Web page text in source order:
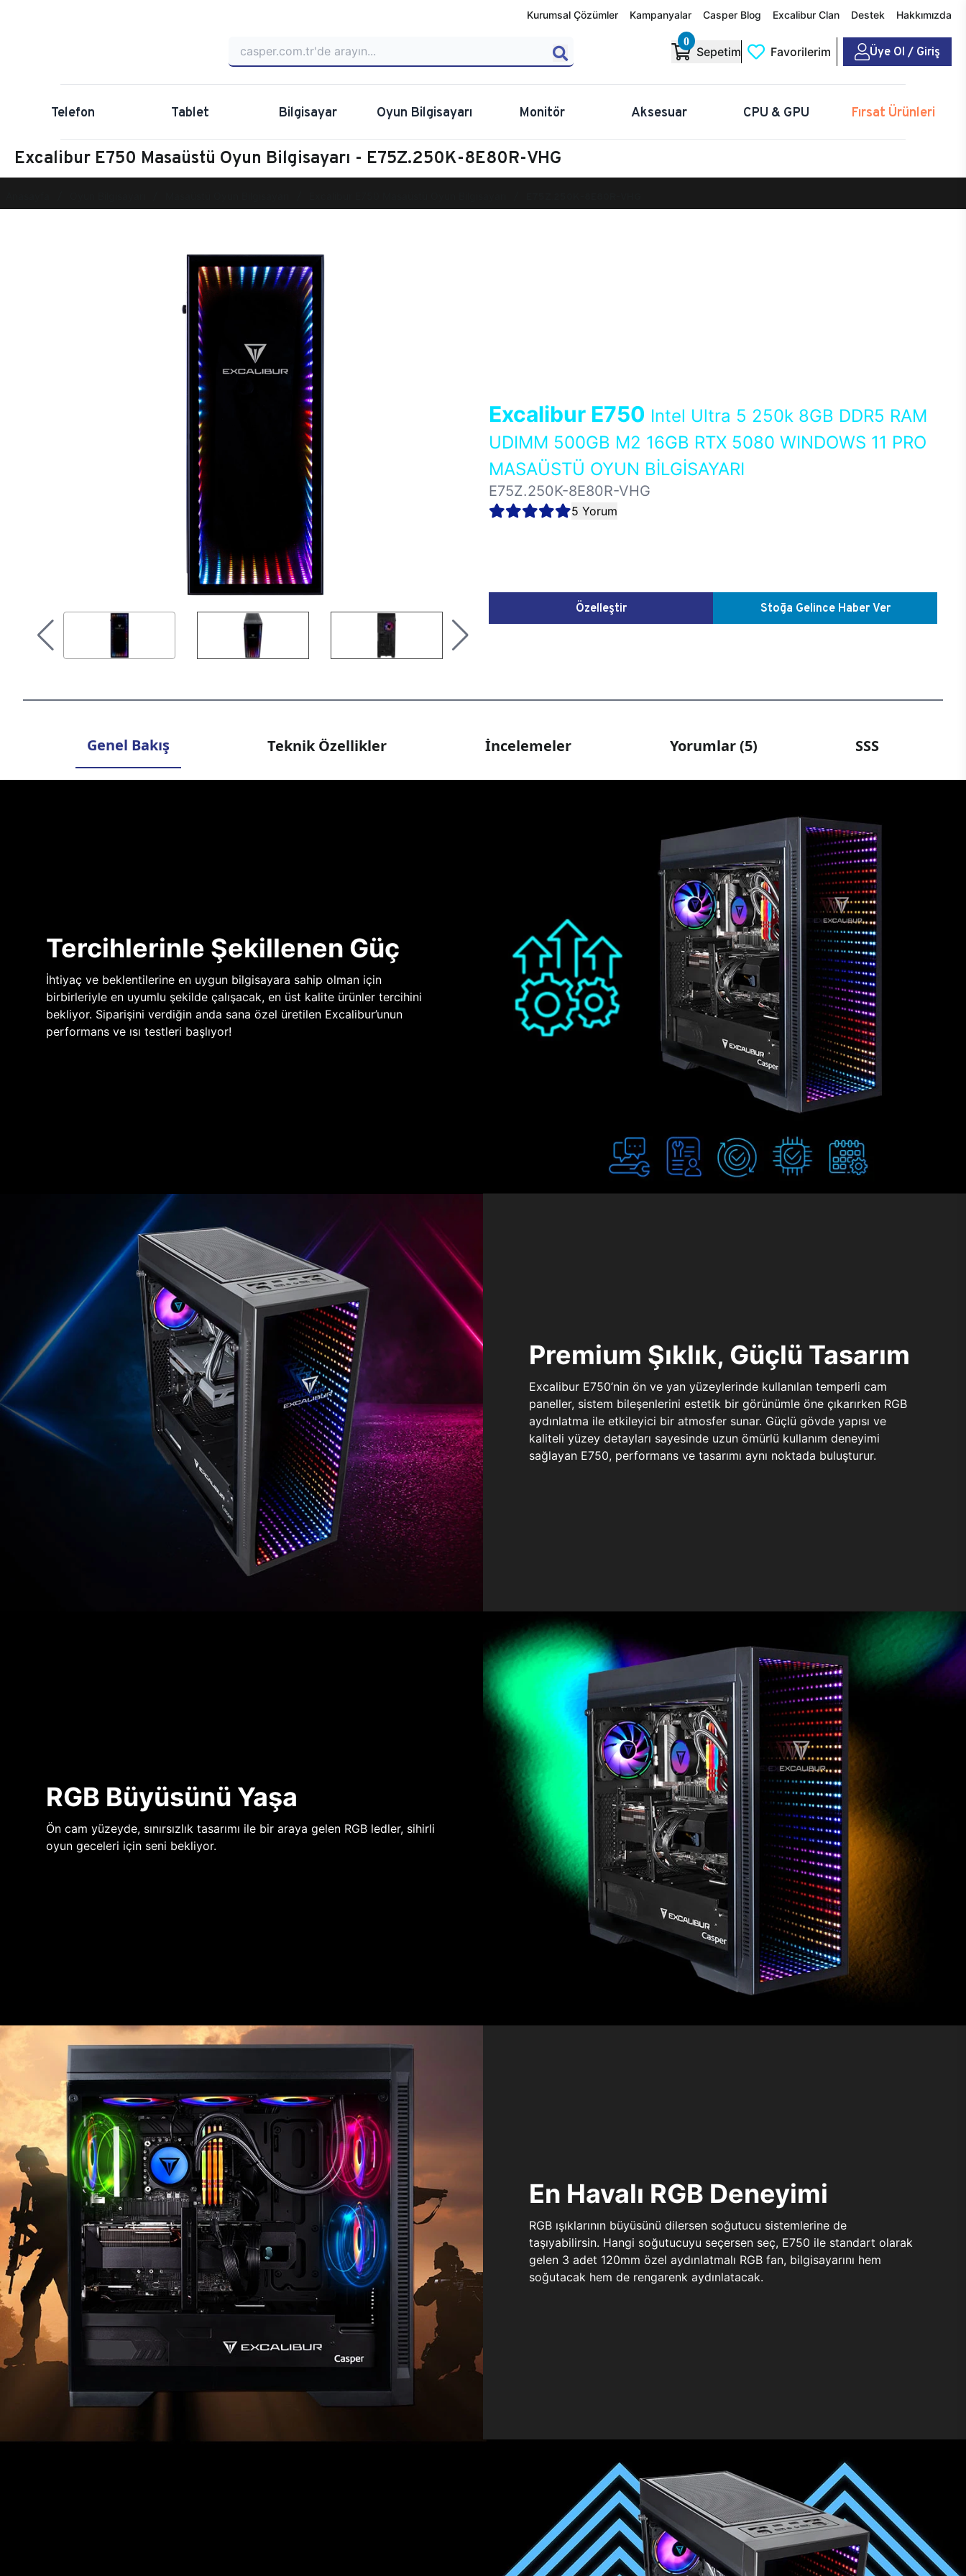
Kurumsal Çözümler Kampanyalar Casper Blog Excalibur Clan Destek Hakkımızda
0
Sepetim Favorilerim Üye Ol / Giriş
Telefon Tablet Bilgisayar Oyun Bilgisayarı Monitör Aksesuar CPU & GPU Fırsat Ürünleri
Excalibur E750 Masaüstü Oyun Bilgisayarı - E75Z.250K-8E80R-VHG
Excalibur E750 Intel Ultra 5 250k 8GB DDR5 RAM
UDIMM 500GB M2 16GB RTX 5080 WINDOWS 11 PRO
MASAÜSTÜ OYUN BİLGİSAYARI
E75Z.250K-8E80R-VHG
5 Yorum
Özelleştir Stoğa Gelince Haber Ver
Genel Bakış Teknik Özellikler İncelemeler Yorumlar (5) SSS
Tercihlerinle Şekillenen Güç
İhtiyaç ve beklentilerine en uygun bilgisayara sahip olman için
birbirleriyle en uyumlu şekilde çalışacak, en üst kalite ürünler tercihini
bekliyor. Siparişini verdiğin anda sana özel üretilen Excalibur’unun
performans ve ısı testleri başlıyor!
Premium Şıklık, Güçlü Tasarım
Excalibur E750’nin ön ve yan yüzeylerinde kullanılan temperli cam
paneller, sistem bileşenlerini estetik bir görünümle öne çıkarırken RGB
aydınlatma ile etkileyici bir atmosfer sunar. Güçlü gövde yapısı ve
kaliteli yüzey detayları sayesinde uzun ömürlü kullanım deneyimi
sağlayan E750, performans ve tasarımı aynı noktada buluşturur.
RGB Büyüsünü Yaşa
Ön cam yüzeyde, sınırsızlık tasarımı ile bir araya gelen RGB ledler, sihirli
oyun geceleri için seni bekliyor.
En Havalı RGB Deneyimi
RGB ışıklarının büyüsünü dilersen soğutucu sistemlerine de
taşıyabilirsin. Hangi soğutucuyu seçersen seç, E750 ile standart olarak
gelen 3 adet 120mm özel aydınlatmalı RGB fan, bilgisayarını hem
soğutacak hem de rengarenk aydınlatacak.